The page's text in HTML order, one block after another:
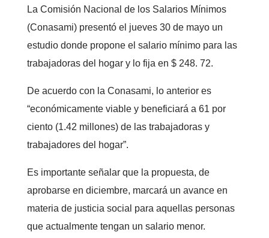
La Comisión Nacional de los Salarios Mínimos
(Conasami) presentó el jueves 30 de mayo un
estudio donde propone el salario mínimo para las
trabajadoras del hogar y lo fija en $ 248. 72.
De acuerdo con la Conasami, lo anterior es
“económicamente viable y beneficiará a 61 por
ciento (1.42 millones) de las trabajadoras y
trabajadores del hogar”.
Es importante señalar que la propuesta, de
aprobarse en diciembre, marcará un avance en
materia de justicia social para aquellas personas
que actualmente tengan un salario menor.